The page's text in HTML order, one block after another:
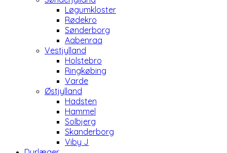
Løgumkloster
Rødekro
Sønderborg
Aabenraa
Vestjylland
Holstebro
Ringkøbing
Varde
Østjylland
Hadsten
Hammel
Solbjerg
Skanderborg
Viby J